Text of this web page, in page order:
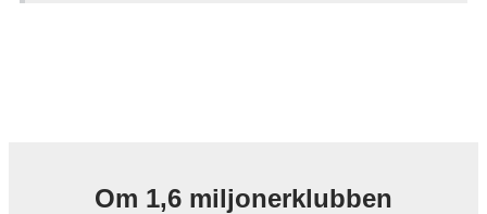
Om 1,6 miljonerklubben